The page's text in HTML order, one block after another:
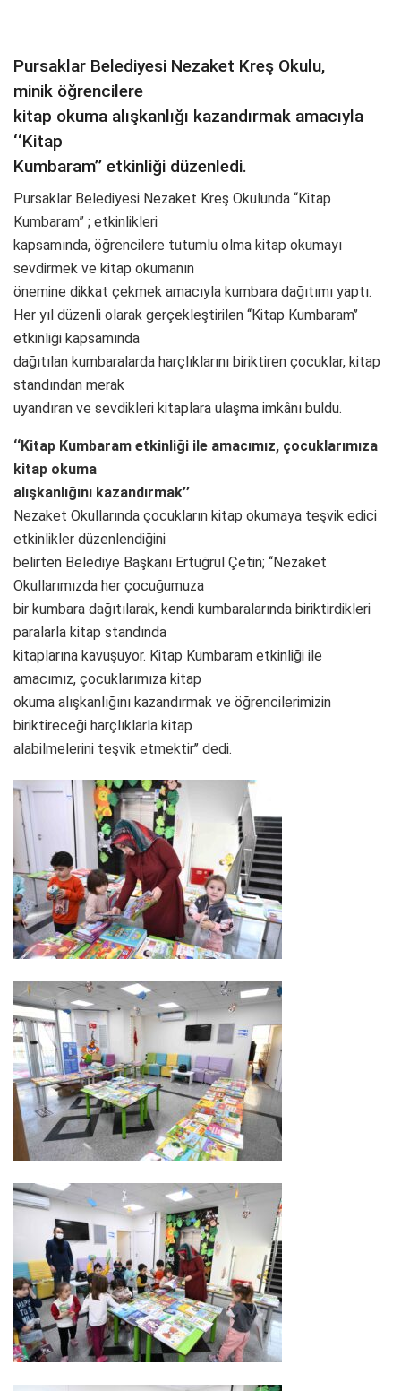
Pursaklar Belediyesi Nezaket Kreş Okulu,
minik öğrencilere
kitap okuma alışkanlığı kazandırmak amacıyla
‘‘Kitap
Kumbaram’’ etkinliği düzenledi.
Pursaklar Belediyesi Nezaket Kreş Okulunda “Kitap
Kumbaram” ; etkinlikleri
kapsamında, öğrencilere tutumlu olma kitap okumayı
sevdirmek ve kitap okumanın
önemine dikkat çekmek amacıyla kumbara dağıtımı yaptı.
Her yıl düzenli olarak gerçekleştirilen ‘‘Kitap Kumbaram’’
etkinliği kapsamında
dağıtılan kumbaralarda harçlıklarını biriktiren çocuklar, kitap
standından merak
uyandıran ve sevdikleri kitaplara ulaşma imkânı buldu.
‘‘Kitap Kumbaram etkinliği ile amacımız, çocuklarımıza
kitap okuma
alışkanlığını kazandırmak’’
Nezaket Okullarında çocukların kitap okumaya teşvik edici
etkinlikler düzenlendiğini
belirten Belediye Başkanı Ertuğrul Çetin; ‘‘Nezaket
Okullarımızda her çocuğumuza
bir kumbara dağıtılarak, kendi kumbaralarında biriktirdikleri
paralarla kitap standında
kitaplarına kavuşuyor. Kitap Kumbaram etkinliği ile
amacımız, çocuklarımıza kitap
okuma alışkanlığını kazandırmak ve öğrencilerimizin
biriktireceği harçlıklarla kitap
alabilmelerini teşvik etmektir’’ dedi.